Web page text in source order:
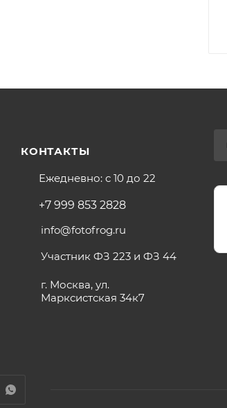
КОНТАКТЫ
Ежедневно: с 10 до 22
+7 999 853 2828
info@fotofrog.ru
Участник ФЗ 223 и ФЗ 44
г. Москва, ул.
Марксистская 34к7